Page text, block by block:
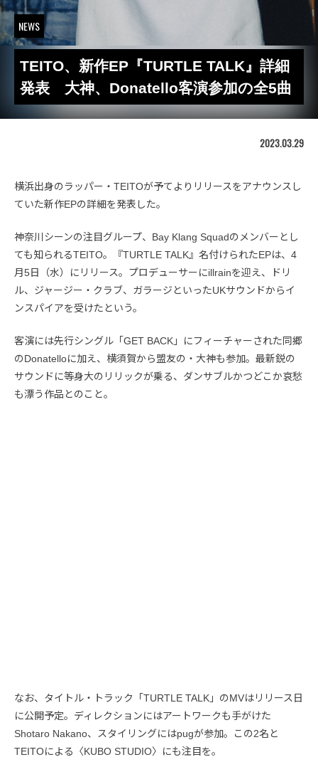
NEWS
TEITO、新作EP『TURTLE TALK』詳細
発表 大神、Donatello客演参加の全5曲
2023.03.29
横浜出身のラッパー・TEITOが予てよりリリースをアナウンスし
ていた新作EPの詳細を発表した。
神奈川シーンの注目グループ、Bay Klang Squadのメンバーとし
ても知られるTEITO。『TURTLE TALK』名付けられたEPは、4
月5日（水）にリリース。プロデューサーにillrainを迎え、ドリ
ル、ジャージー・クラブ、ガラージといったUKサウンドからイ
ンスパイアを受けたという。
客演には先行シングル「GET BACK」にフィーチャーされた同郷
のDonatelloに加え、横須賀から盟友の・大神も参加。最新鋭の
サウンドに等身大のリリックが乗る、ダンサブルかつどこか哀愁
も漂う作品とのこと。
なお、タイトル・トラック「TURTLE TALK」のMVはリリース日
に公開予定。ディレクションにはアートワークも手がけた
Shotaro Nakano、スタイリングにはpugが参加。この2名と
TEITOによる〈KUBO STUDIO〉にも注目を。